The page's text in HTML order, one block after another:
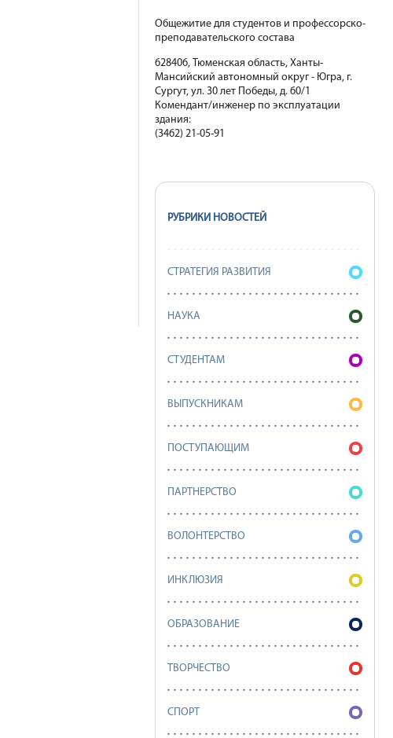
Общежитие для студентов и профессорско-
преподавательского состава
628406, Тюменская область, Ханты-
Мансийский автономный округ - Югра, г.
Сургут, ул. 30 лет Победы, д. 60/1
Комендант/инженер по эксплуатации
здания:
(3462) 21-05-91
РУБРИКИ НОВОСТЕЙ
СТРАТЕГИЯ РАЗВИТИЯ
НАУКА
СТУДЕНТАМ
ВЫПУСКНИКАМ
ПОСТУПАЮЩИМ
ПАРТНЕРСТВО
ВОЛОНТЕРСТВО
ИНКЛЮЗИЯ
ОБРАЗОВАНИЕ
ТВОРЧЕСТВО
СПОРТ